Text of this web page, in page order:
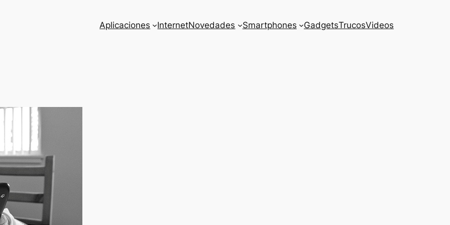
Aplicaciones InternetNovedades Smartphones GadgetsTrucosVideos